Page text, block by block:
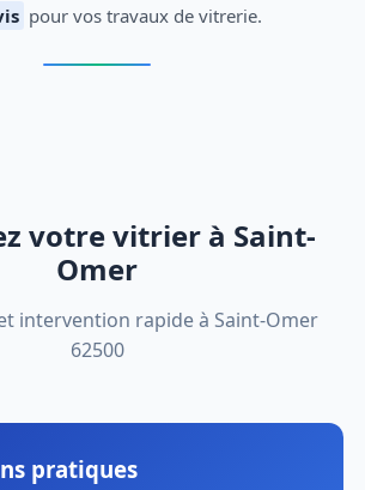
pour vos travaux de vitrerie.
votre vitrier à Saint-
Omer
intervention rapide à Saint-Omer
62500
pratiques